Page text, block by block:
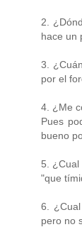
2.
hace un
3.
por el
4. ¿Me
Pues
bueno
5. ¿Cual
"que
6.
pero no